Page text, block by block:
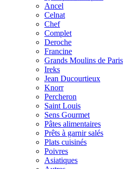
Ancel
Celnat
Chef
Complet
Deroche
Francine
Grands Moulins de Paris
Ireks
Jean Ducourtieux
Knorr
Percheron
Saint Louis
Sens Gourmet
Pâtes alimentaires
Prêts à garnir salés
Plats cuisinés
Poivres
Asiatiques